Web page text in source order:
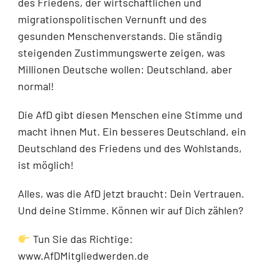
migrationspolitischen Vernunft und des
gesunden Menschenverstands. Die ständig
steigenden Zustimmungswerte zeigen, was
Millionen Deutsche wollen: Deutschland, aber
normal!
Die AfD gibt diesen Menschen eine Stimme und
macht ihnen Mut. Ein besseres Deutschland, ein
Deutschland des Friedens und des Wohlstands,
ist möglich!
Alles, was die AfD jetzt braucht: Dein Vertrauen.
Und deine Stimme. Können wir auf Dich zählen?
Tun Sie das Richtige:
www.AfDMitgliedwerden.de